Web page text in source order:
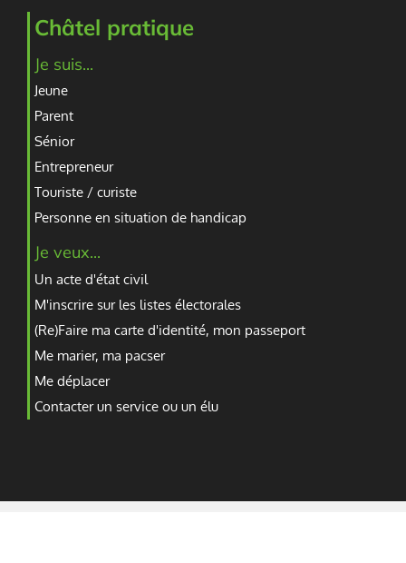
Châtel pratique
Je suis...
Jeune
Parent
Sénior
Entrepreneur
Touriste / curiste
Personne en situation de handicap
Je veux...
Un acte d'état civil
M'inscrire sur les listes électorales
(Re)Faire ma carte d'identité, mon passeport
Me marier, ma pacser
Me déplacer
Contacter un service ou un élu